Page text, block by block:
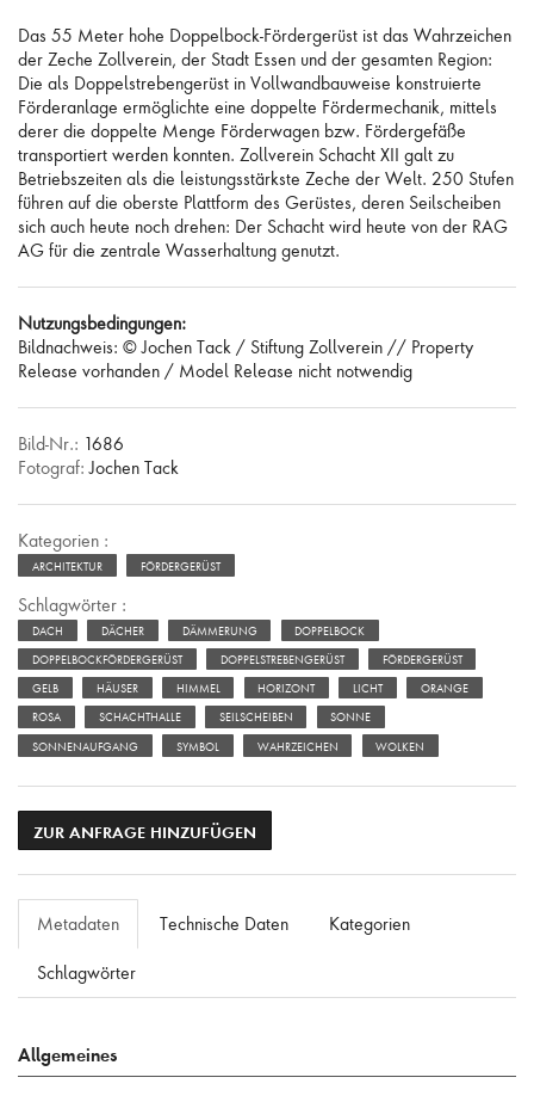
Das 55 Meter hohe Doppelbock-Fördergerüst ist das Wahrzeichen
der Zeche Zollverein, der Stadt Essen und der gesamten Region:
Die als Doppelstrebengerüst in Vollwandbauweise konstruierte
Förderanlage ermöglichte eine doppelte Fördermechanik, mittels
derer die doppelte Menge Förderwagen bzw. Fördergefäße
transportiert werden konnten. Zollverein Schacht XII galt zu
Betriebszeiten als die leistungsstärkste Zeche der Welt. 250 Stufen
führen auf die oberste Plattform des Gerüstes, deren Seilscheiben
sich auch heute noch drehen: Der Schacht wird heute von der RAG
AG für die zentrale Wasserhaltung genutzt.
Nutzungsbedingungen:
Bildnachweis: © Jochen Tack / Stiftung Zollverein // Property
Release vorhanden / Model Release nicht notwendig
Bild-Nr.: 1686
Fotograf: Jochen Tack
Kategorien :
ARCHITEKTUR FÖRDERGERÜST
Schlagwörter :
DACH DÄCHER DÄMMERUNG DOPPELBOCK
DOPPELBOCKFÖRDERGERÜST DOPPELSTREBENGERÜST FÖRDERGERÜST
GELB HÄUSER HIMMEL HORIZONT LICHT ORANGE
ROSA SCHACHTHALLE SEILSCHEIBEN SONNE
SONNENAUFGANG SYMBOL WAHRZEICHEN WOLKEN
ZUR ANFRAGE HINZUFÜGEN
Metadaten Technische Daten Kategorien
Schlagwörter
Allgemeines